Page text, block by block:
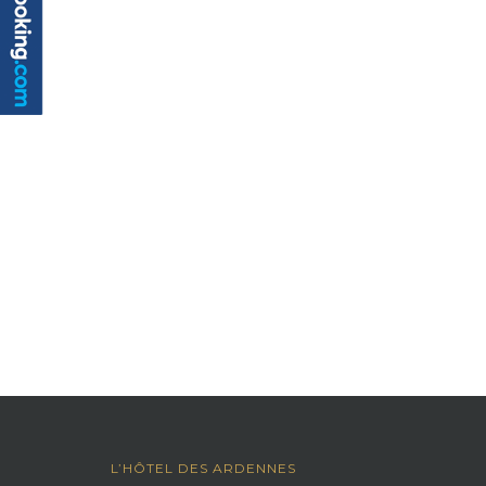
L’HÔTEL DES ARDENNES